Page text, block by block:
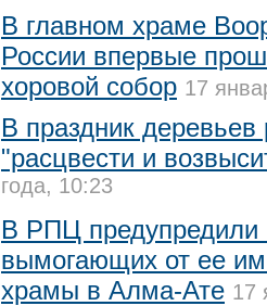
В главном храме
России впервые
хоровой собор 17
В праздник деревьев
"расцвести и
года, 10:23
В РПЦ
вымогающих от ее
храмы в Алма-Ате 17